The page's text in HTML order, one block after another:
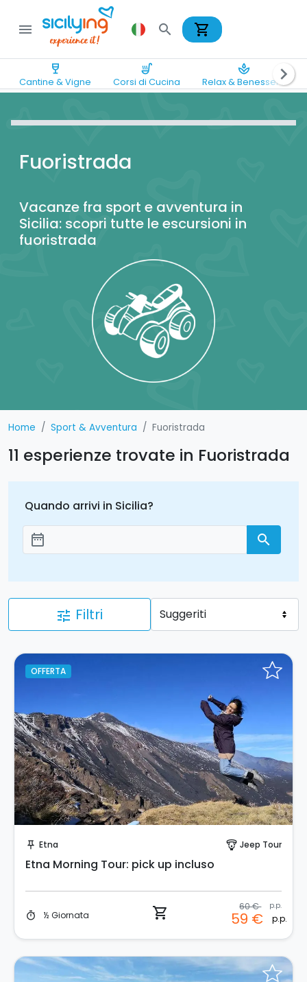
menu search shopping_cart
wine_bar
Cantine & Vigne
soup_kitchen
Corsi di Cucina
spa
Relax & Benesserechevron_right
Fuoristrada
Vacanze fra sport e avventura in
Sicilia: scopri tutte le escursioni in
fuoristrada
Home Sport & Avventura Fuoristrada
11 esperienze trovate in Fuoristrada
Quando arrivi in Sicilia?
Aggiungi le date
date_range search
tune Filtri
OFFERTA
push_pin Etna paragliding Jeep Tour
Etna Morning Tour: pick up incluso
timer ½ Giornata shopping_cart 60 € p.p.
59 € p.p.